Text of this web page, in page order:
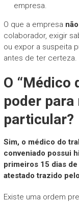
empresa.
O que a empresa
colaborador, exigir
ou expor a suspeita
antes de ter certeza.
O “Médico
poder
particular?
Sim, o médico do
conveniado possui
primeiros 15 dias
atestado trazido
Existe uma ordem